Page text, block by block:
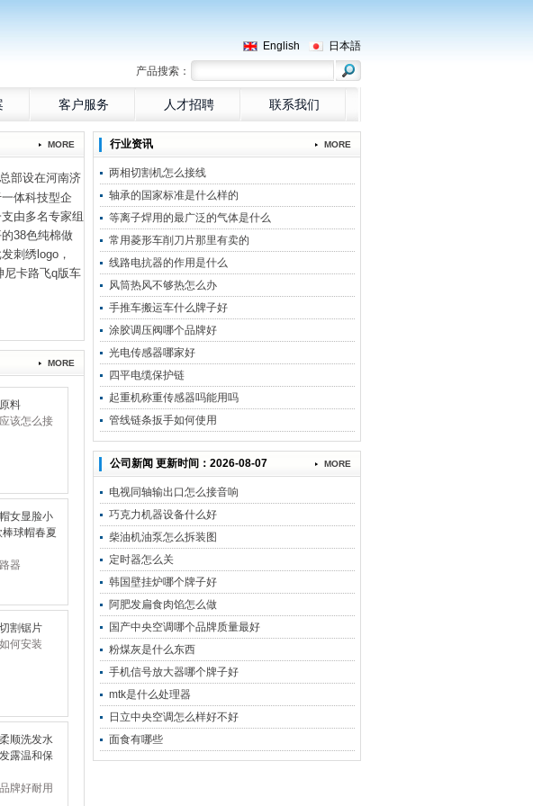
日本語
English
产品搜索：
客户服务 人才招聘 联系我们
MORE
部设在河南济
体科技型企
由多名专家组
38色纯棉做
刺绣logo，
尼卡路飞q版车
MORE
料
该怎么接
女显脸小
球帽春夏
器
割锯片
何安装
顺洗发水
露温和保
牌好耐用
MORE
行业资讯
两相切割机怎么接线
轴承的国家标准是什么样的
等离子焊用的最广泛的气体是什么
常用菱形车削刀片那里有卖的
线路电抗器的作用是什么
风筒热风不够热怎么办
手推车搬运车什么牌子好
涂胶调压阀哪个品牌好
光电传感器哪家好
四平电缆保护链
起重机称重传感器吗能用吗
管线链条扳手如何使用
MORE
公司新闻 更新时间：2026-08-07
电视同轴输出口怎么接音响
巧克力机器设备什么好
柴油机油泵怎么拆装图
定时器怎么关
韩国壁挂炉哪个牌子好
阿肥发扁食肉馅怎么做
国产中央空调哪个品牌质量最好
粉煤灰是什么东西
手机信号放大器哪个牌子好
mtk是什么处理器
日立中央空调怎么样好不好
面食有哪些